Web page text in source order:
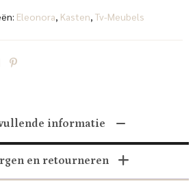
Eleonora, Kasten, Tv-Meubels
informatie
en retourneren